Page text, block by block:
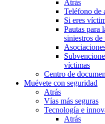
Atrás
Teléfono de
Si eres
Pautas para
siniestros
víctimas
Centro de
Muévete con seguridad
Atrás
Vías más seguras
Tecnología e
Atrás